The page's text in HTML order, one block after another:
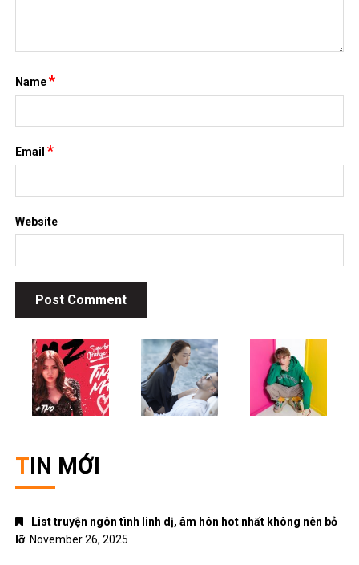
Name*
Email*
Website
TIN MỚI
List truyện ngôn tình linh dị, âm hôn hot nhất không nên bỏ
lỡ November 26, 2025